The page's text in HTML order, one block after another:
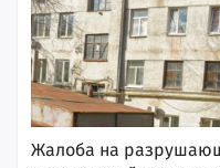
Жалоба на